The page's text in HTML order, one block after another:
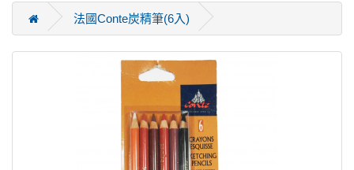
法國Conte炭精筆(6入)